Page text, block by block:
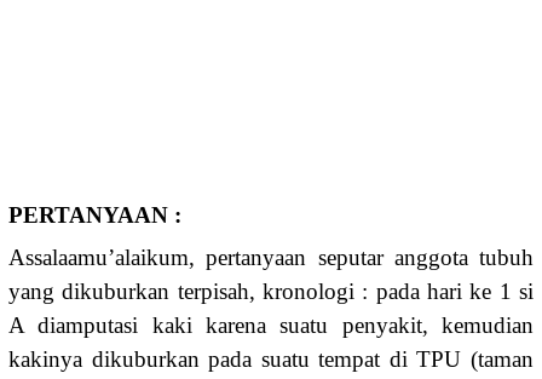
PERTANYAAN :
Assalaamu’alaik­um, pertanyaan seputar anggota tubuh
yang dikuburkan terpisah, kronologi : pada hari ke 1 si
A diamputasi kaki karena suatu penyakit, kemudian
kakinya dikuburkan pada suatu tempat di TPU (taman